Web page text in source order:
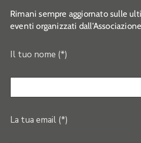
Rimani sempre aggiornato sulle
eventi organizzati
Il tuo nome (*)
La tua email (*)